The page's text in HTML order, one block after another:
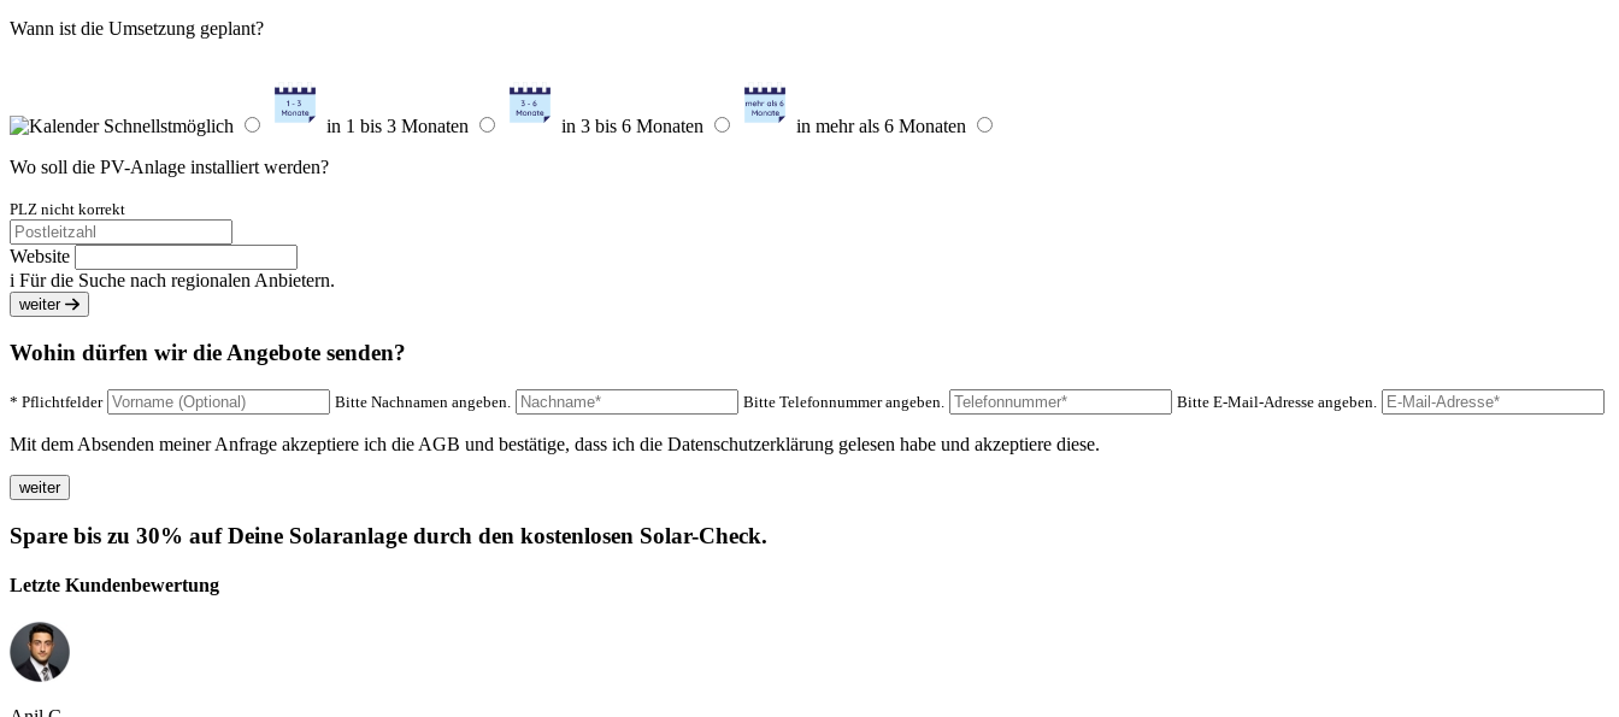
Wann ist die Umsetzung geplant?
Schnellstmöglich in 1 bis 3 Monaten in 3 bis 6 Monaten
in mehr als 6 Monaten
Wo soll die PV-Anlage installiert werden?
PLZ nicht korrekt
Website
i Für die Suche nach regionalen Anbietern.
weiter
Wohin dürfen wir die Angebote senden?
* Pflichtfelder Bitte Nachnamen angeben. Bitte Telefonnummer angeben. Bitte E-Mail-Adresse angeben.
Mit dem Absenden meiner Anfrage akzeptiere ich die AGB und bestätige, dass ich die Datenschutzerklärung gelesen habe und akzeptiere diese.
Spare bis zu 30% auf Deine Solaranlage durch den kostenlosen Solar-Check.
Letzte Kundenbewertung